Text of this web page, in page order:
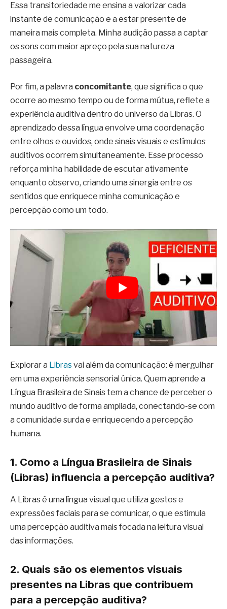
Essa transitoriedade me ensina a valorizar cada
instante de comunicação e a estar presente de
maneira mais completa. Minha audição passa a captar
os sons com maior apreço pela sua natureza
passageira.
Por fim, a palavra concomitante, que significa o que
ocorre ao mesmo tempo ou de forma mútua, reflete a
experiência auditiva dentro do universo da Libras. O
aprendizado dessa língua envolve uma coordenação
entre olhos e ouvidos, onde sinais visuais e estímulos
auditivos ocorrem simultaneamente. Esse processo
reforça minha habilidade de escutar ativamente
enquanto observo, criando uma sinergia entre os
sentidos que enriquece minha comunicação e
percepção como um todo.
Explorar a Librasvai além da comunicação: é mergulhar
em uma experiência sensorial única. Quem aprende a
Língua Brasileira de Sinais tem a chance de perceber o
mundo auditivo de forma ampliada, conectando-se com
a comunidade surda e enriquecendo a percepção
humana.
1. Como a Língua Brasileira de Sinais
(Libras) influencia a percepção auditiva?
A Libras é uma língua visual que utiliza gestos e
expressões faciais para se comunicar, o que estimula
uma percepção auditiva mais focada na leitura visual
das informações.
2. Quais são os elementos visuais
presentes na Libras que contribuem
para a percepção auditiva?